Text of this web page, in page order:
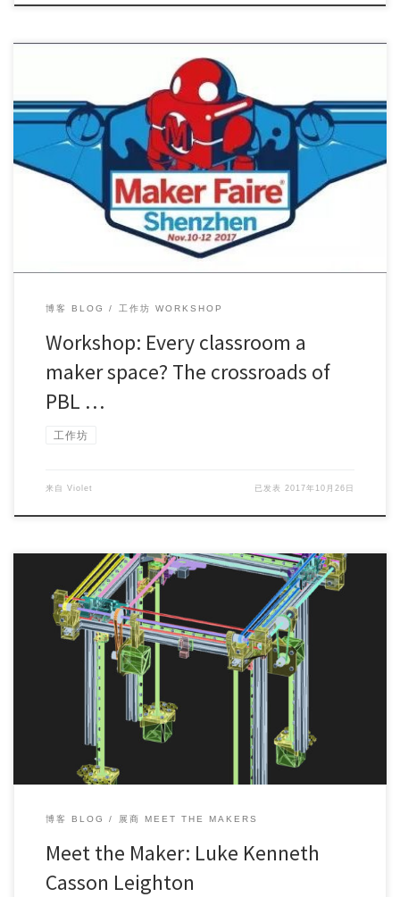
Workshop Topic: Every classroom a maker space? The […]
博客 BLOG 工作坊 WORKSHOP
Workshop: Every classroom a
maker space? The crossroads of
PBL …
工作坊
来自 Violet 已发表 2017年10月26日
MAKER: Luke Kenneth Casson Leighton Luke is a Libr […]
博客 BLOG 展商 MEET THE MAKERS
Meet the Maker: Luke Kenneth
Casson Leighton